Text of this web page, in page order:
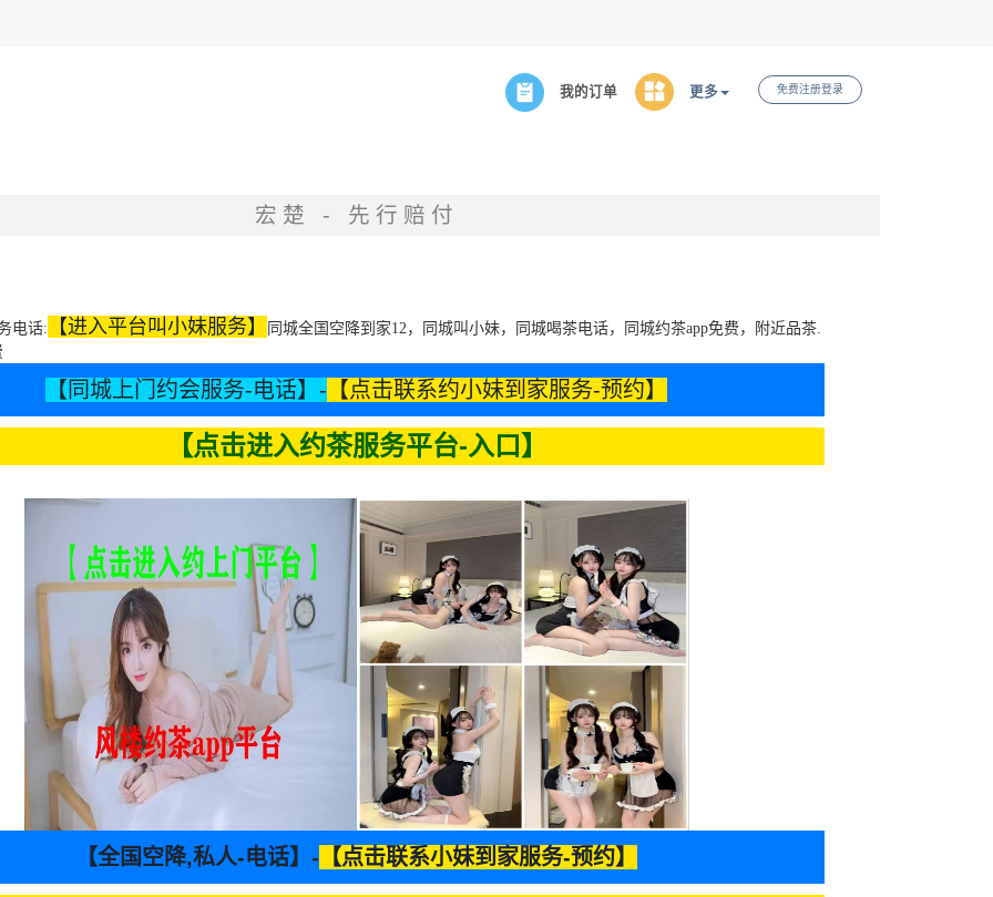
我的订单 更多 免费注册登录
宏楚 - 先行赔付
电话: 【进入平台叫小妹服务】
同城全国空降到家12，同城叫小妹，同城喝茶电话，同城约茶app免费，附近品茶.
【同城上门约会服务-电话】- 【点击联系约小妹到家服务-预约】
【点击进入约茶服务平台-入口】
【全国空降,私人-电话】- 【点击联系小妹到家服务-预约】